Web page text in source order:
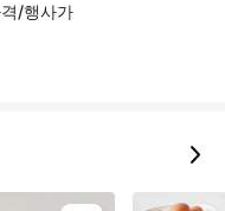
/행사가